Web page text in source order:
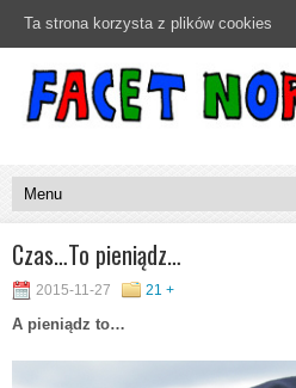
Czas…To pieniądz…
2015-11-27 21 +
A pieniądz to…
Ta strona korzysta z plików cookies